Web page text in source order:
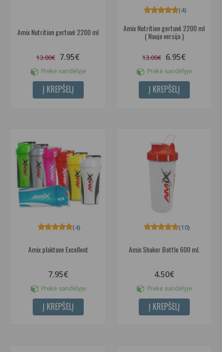
Amix Nutrition gertuvė 2200 ml
13.00€ 7.95€
Prekė sandėlyje
Į KREPŠELĮ
Amix Nutrition gertuvė 2200 ml
( Nauja versija )
(4)
13.00€ 6.95€
Prekė sandėlyje
Į KREPŠELĮ
Amix plaktuve Excellent
(4)
7.95€
Prekė sandėlyje
Į KREPŠELĮ
Amix Shaker Bottle 600 ml.
(10)
4.50€
Prekė sandėlyje
Į KREPŠELĮ